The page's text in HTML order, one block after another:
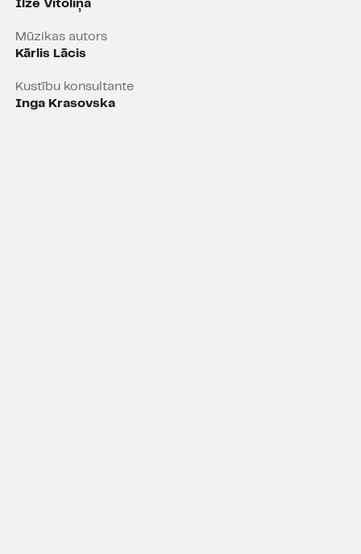
krustugunis vai
tirānija, bet gan
dziņas, dziļie pārdzīvojumi
Ilze Vītoliņa
Mūzikas autors
Kārlis Lācis
Kustību konsultante
Inga Krasovska